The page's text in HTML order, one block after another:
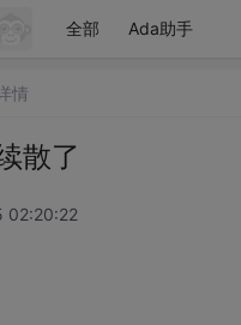
全部 Ada助手
情
散了
02:20:22